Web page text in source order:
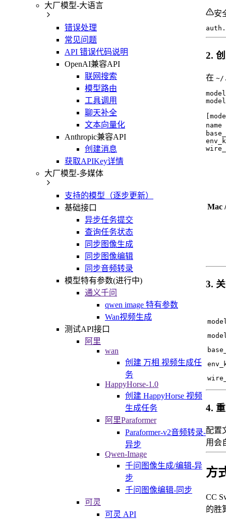
大厂模型-大语言
错误处理
常见问题
API 错误代码说明
OpenAI兼容API
联网搜索
模型路由
工具调用
聊天补全
文本向量化
Anthropic兼容API
创建消息
获取APIKey详情
大厂模型-多媒体
支持的模型（逐步更新）
基础接口
异步任务提交
查询任务状态
同步图像生成
同步图像编辑
同步音频转录
模型特有参数(进行中)
通义千问
qwen image 特有参数
Wan视频生成
测试API接口
阿里
wan
创建 万相 视频生成任
务
HappyHorse-1.0
创建 HappyHorse 视频
生成任务
阿里Paraformer
Paraformer-v2音频转录-
异步
Qwen-Image
千问图像生成/编辑-异
步
千问图像编辑-同步
可灵
可灵 API
安
2.
在 ~/
Mac
3.
4.
配置
用会
方
CC
的胜